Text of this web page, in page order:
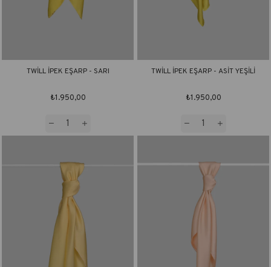
TWİLL İPEK EŞARP - SARI
₺1.950,00
TWİLL İPEK EŞARP - ASİT YEŞİLİ
₺1.950,00